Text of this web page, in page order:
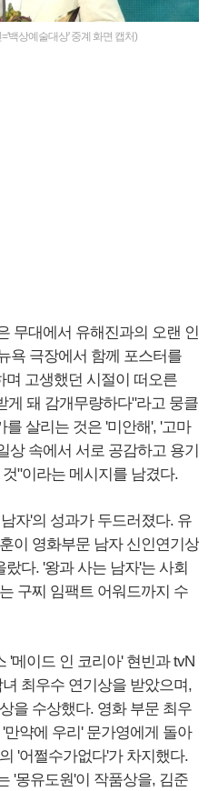
백상예술대상' 중계 화면 캡처)
무대에서 유해진과의 오랜 인
욕 극장에서 함께 포스터를
고생했던 시절이 떠오른
게 돼 감개무량하다"라고 뭉클
살리는 것은 '미안해', '고마
상 속에서 서로 공감하고 용기
"이라는 메시지를 남겼다.
자'의 성과가 두드러졌다. 유
이 영화부문 남자 신인연기상
다. '왕과 사는 남자'는 사회
구찌 임팩트 어워드까지 수
'메이드 인 코리아' 현빈과 tvN
최우수 연기상을 받았으며,
을 수상했다. 영화 부문 최우
약에 우리' 문가영에게 돌아
'어쩔수가없다'가 차지했다.
'몽유도원'이 작품상을, 김준